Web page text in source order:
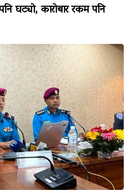
घट्यो, कारोबार रकम पनि